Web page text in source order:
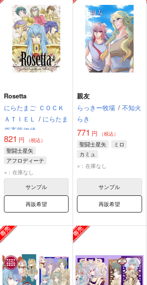
Rosetta
にらたまご ＣＯＣＫ
ＡＴＩＥＬ
/ にらたま
原斉藤伊武
821 円 （税込）
聖闘士星矢
アフロディーテ
×：在庫なし
サンプル
再販希望
親友
らっきー牧場 / 不知火
らき
771 円 （税込）
聖闘士星矢
ミロ
カミュ
アフロディーテ
×：在庫なし
サンプル
再販希望